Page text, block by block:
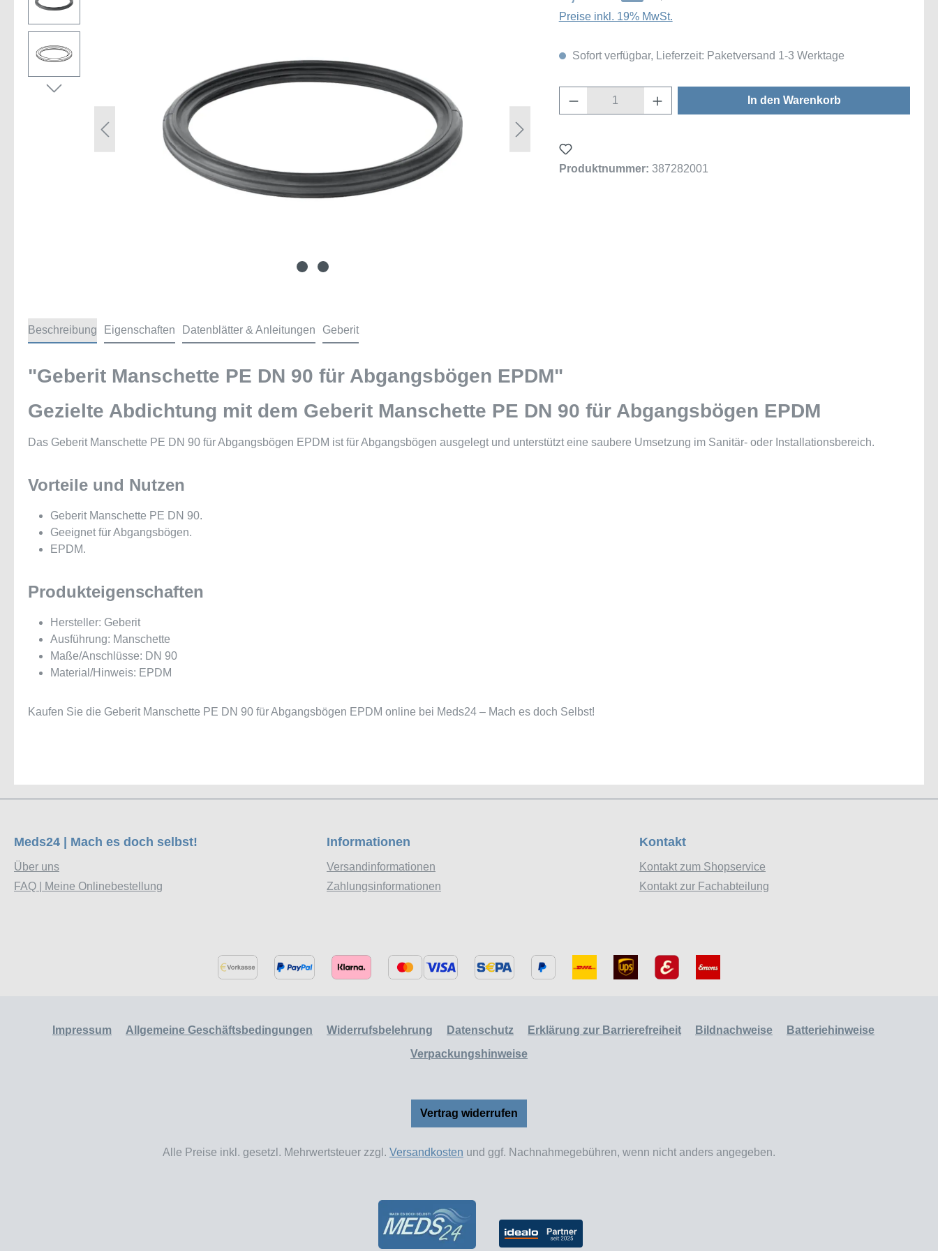
Preise inkl. 19% MwSt.
Sofort verfügbar, Lieferzeit: Paketversand 1-3 Werktage
Produkt Anzahl: Gib den gewünschten Wert ein
In den Warenkorb
Produktnummer: 387282001
Beschreibung Eigenschaften Datenblätter & Anleitungen Geberit
"Geberit Manschette PE DN 90 für Abgangsbögen EPDM"
Gezielte Abdichtung mit dem Geberit Manschette PE DN 90 für Abgangsbögen EPDM
Das Geberit Manschette PE DN 90 für Abgangsbögen EPDM ist für Abgangsbögen ausgelegt und unterstützt eine saubere Umsetzung im Sanitär- oder Installationsbereich.
Vorteile und Nutzen
Geberit Manschette PE DN 90.
Geeignet für Abgangsbögen.
EPDM.
Produkteigenschaften
Hersteller: Geberit
Ausführung: Manschette
Maße/Anschlüsse: DN 90
Material/Hinweis: EPDM
Kaufen Sie die Geberit Manschette PE DN 90 für Abgangsbögen EPDM online bei Meds24 – Mach es doch Selbst!
Meds24 | Mach es doch selbst!
Über uns
FAQ | Meine Onlinebestellung
Informationen
Versandinformationen
Zahlungsinformationen
Kontakt
Kontakt zum Shopservice
Kontakt zur Fachabteilung
Impressum Allgemeine Geschäftsbedingungen Widerrufsbelehrung Datenschutz Erklärung zur Barrierefreiheit Bildnachweise
Batteriehinweise
Verpackungshinweise
Vertrag widerrufen
Alle Preise inkl. gesetzl. Mehrwertsteuer zzgl. Versandkosten und ggf. Nachnahmegebühren, wenn nicht anders angegeben.